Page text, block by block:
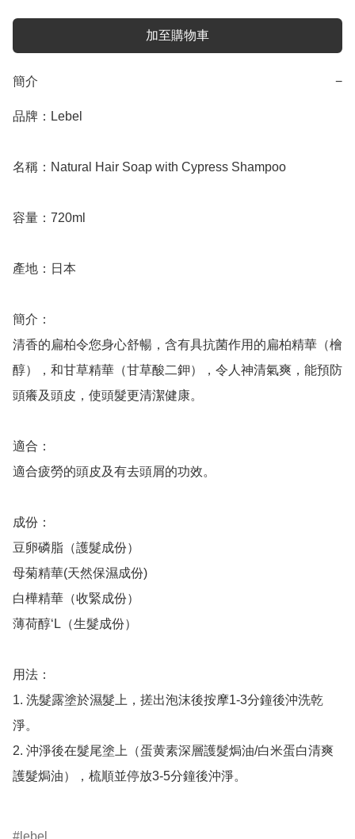
加至購物車
簡介 −
品牌：Lebel
名稱：Natural Hair Soap with Cypress Shampoo
容量：720ml
產地：日本
簡介：
清香的扁柏令您身心舒暢，含有具抗菌作用的扁柏精華（檜
醇），和甘草精華（甘草酸二鉀），令人神清氣爽，能預防
頭癢及頭皮，使頭髮更清潔健康。
適合：
適合疲勞的頭皮及有去頭屑的功效。
成份：
豆卵磷脂（護髮成份）
母菊精華(天然保濕成份)
白樺精華（收緊成份）
薄荷醇‘L（生髮成份）
用法：
1. 洗髮露塗於濕髮上，搓出泡沫後按摩1-3分鐘後沖洗乾
淨。
2. 沖淨後在髮尾塗上（蛋黄素深層護髮焗油/白米蛋白清爽
護髮焗油），梳順並停放3-5分鐘後沖淨。